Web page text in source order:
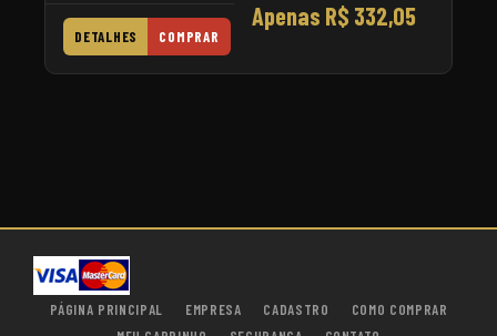
Apenas R$ 332,05
DETALHES COMPRAR
PÁGINA PRINCIPAL EMPRESA CADASTRO
COMO COMPRAR